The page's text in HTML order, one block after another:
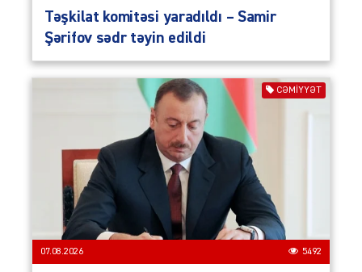
Təşkilat komitəsi yaradıldı – Samir
Şərifov sədr təyin edildi
CƏMIYYƏT
07.08.2026 5492